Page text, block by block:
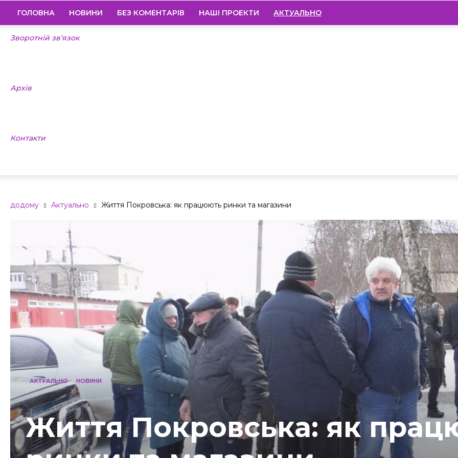
ГОЛОВНА НОВИНИ БЕЗ КОМЕНТАРІВ НАШІ ПРОЕКТИ АКТУАЛЬНО
Зворотній зв’язок
Архів
Контакти
додому Актуально Життя Покровська: як працюють ринки та магазини
АКТУАЛЬНО НОВИНИ
Життя Покровська: як